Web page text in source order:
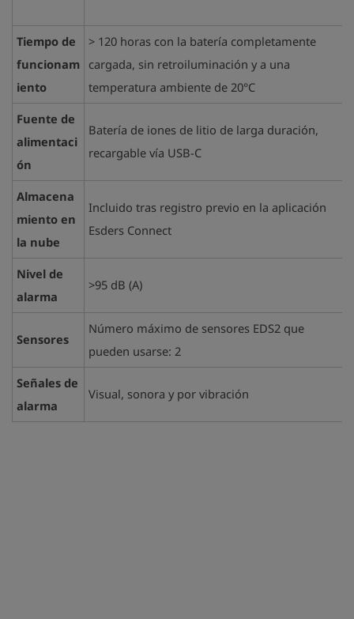
Tiempo de
funcionam
iento
> 120 horas con la batería completamente
cargada, sin retroiluminación y a una
temperatura ambiente de 20°C
Fuente de
alimentaci
ón
Batería de iones de litio de larga duración,
recargable vía USB-C
Almacena
miento en
la nube
Incluido tras registro previo en la aplicación
Esders Connect
Nivel de
alarma
>95 dB (A)
Sensores
Número máximo de sensores EDS2 que
pueden usarse: 2
Señales de
alarma
Visual, sonora y por vibración